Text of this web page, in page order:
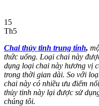
15
Th5
Chai thủy tinh trung tính,
thức uống. Loại chai này
dụng loại chai này hương vị
trong thời gian dài. So với
chai này có nhiều ưu điểm
thủy tinh này lại được sử
chúng tôi.